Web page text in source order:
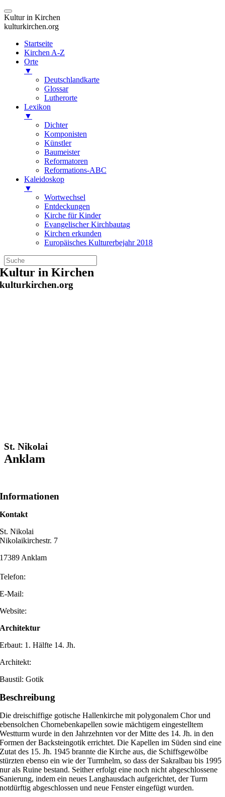
Kultur in Kirchen
kulturkirchen.org
Startseite
Kirchen A-Z
Orte
▼
Deutschlandkarte
Glossar
Lutherorte
Lexikon
▼
Dichter
Komponisten
Künstler
Baumeister
Reformatoren
Reformations-ABC
Kaleidoskop
▼
Wortwechsel
Entdeckungen
Kirche für Kinder
Evangelischer Kirchbautag
Kirchen erkunden
Europäisches Kulturerbejahr 2018
Zum
Inhalt
springen
Kultur in Kirchen
kulturkirchen.org
St. Nikolai
Anklam
Informationen
Kontakt
St. Nikolai
Nikolaikirchestr. 7
17389 Anklam
Telefon:
E-Mail:
Website:
Architektur
Erbaut: 1. Hälfte 14. Jh.
Architekt:
Baustil: Gotik
Beschreibung
Die dreischiffige gotische Hallenkirche mit polygonalem Chor und
ebensolchen Chornebenkapellen sowie mächtigem eingestelltem
Westturm wurde in den Jahrzehnten vor der Mitte des 14. Jh. in den
Formen der Backsteingotik errichtet. Die Kapellen im Süden sind eine
Zutat des 15. Jh. 1945 brannte die Kirche aus, die Schiffsgewölbe
stürzten ebenso ein wie der Turmhelm, so dass der Sakralbau bis 1995
nur als Ruine bestand. Seither erfolgt eine noch nicht abgeschlossene
Sanierung, indem ein neues Langhausdach aufgerichtet, der Turm
notdürftig abgeschlossen und neue Fenster eingefügt wurden.